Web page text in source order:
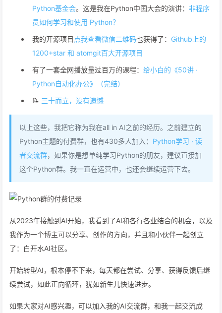
Python基金会。这是我在Python中国大会的演讲： 非程序
员如何学习和使用 Python？
我的开源项目 点我查看微信二维码也获得了： Github上的
1200+star 和 atomgit百大开源项目
有了一套全网播放量过百万的课程： 给小白的《50讲 ·
Python自动化办公》（完结）
📝 三十而立，没有遗憾
以上这些，我把它称为我在all in AI之前的经历。之前建立的
Python主题的付费群，也有430多人加入： Python学习 · 读
者交流群，如果你是想单纯学习Python的朋友，建议直接加
这个Python群。我一直在运营中，也还会继续运营下去。
从2023年接触到AI开始，我看到了AI和各行各业结合的机会，以及
我作为一个博主可以分享、创作的方向，并且和小伙伴一起创立
了：白开水AI社区。
开始转型AI，根本停不下来，每天都在尝试、分享、获得反馈后继
续尝试，如此正向循环，犹如新生儿快速进步。
如果大家对AI感兴趣，可以加入我的AI交流群，和我一起交流成